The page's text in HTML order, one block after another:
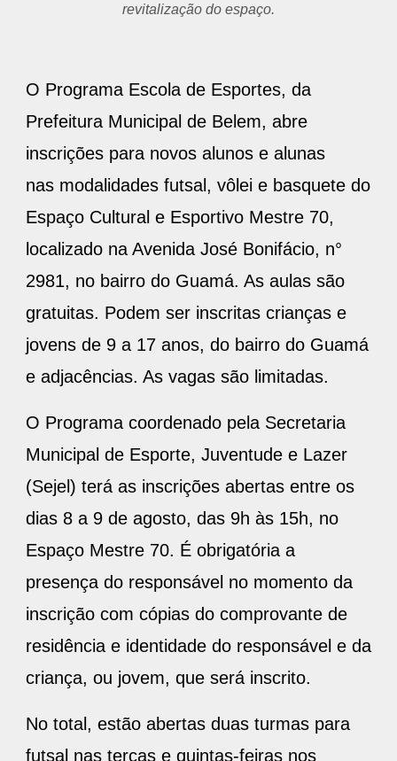
revitalização do espaço.
O Programa Escola de Esportes, da
Prefeitura Municipal de Belem, abre
inscrições para novos alunos e alunas
nas modalidades futsal, vôlei e basquete do
Espaço Cultural e Esportivo Mestre 70,
localizado na Avenida José Bonifácio, n°
2981, no bairro do Guamá. As aulas são
gratuitas. Podem ser inscritas crianças e
jovens de 9 a 17 anos, do bairro do Guamá
e adjacências. As vagas são limitadas.
O Programa coordenado pela Secretaria
Municipal de Esporte, Juventude e Lazer
(Sejel) terá as inscrições abertas entre os
dias 8 a 9 de agosto, das 9h às 15h, no
Espaço Mestre 70. É obrigatória a
presença do responsável no momento da
inscrição com cópias do comprovante de
residência e identidade do responsável e da
criança, ou jovem, que será inscrito.
No total, estão abertas duas turmas para
futsal nas terças e quintas-feiras nos